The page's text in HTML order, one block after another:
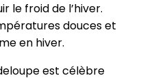
le froid de l’hiver.
douces et
en hiver.
est célèbre